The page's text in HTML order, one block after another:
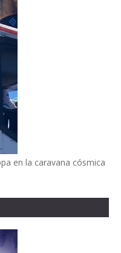
en la caravana cósmica